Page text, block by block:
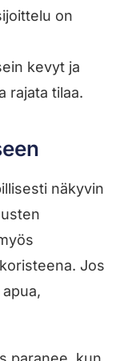
on
kevyt ja
rajata tilaa.
näkyvin
Jos